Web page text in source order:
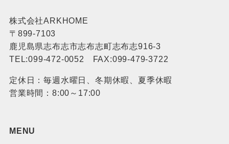
株式会社ARKHOME
〒899-7103
鹿児島県志布志市志布志町志布志916-3
TEL:099-472-0052 FAX:099-479-3722
定休日：毎週水曜日、冬期休暇、夏季休暇
営業時間：8:00～17:00
MENU